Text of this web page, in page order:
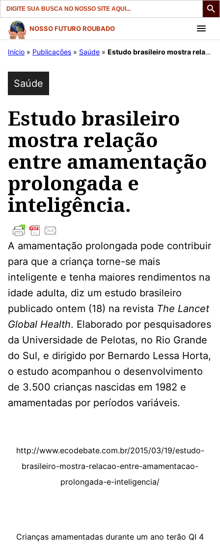
Search
for:
Pular
para
conteúdo
NOSSO FUTURO ROUBADO
Início » Publicações » Saúde » Estudo brasileiro mostra relação entre amamentação prolongada e inteligência.
Saúde
Estudo brasileiro
mostra relação
entre amamentação
prolongada e
inteligência.
A amamentação prolongada pode contribuir
para que a criança torne-se mais
inteligente e tenha maiores rendimentos na
idade adulta, diz um estudo brasileiro
publicado ontem (18) na revista The Lancet
Global Health. Elaborado por pesquisadores
da Universidade de Pelotas, no Rio Grande
do Sul, e dirigido por Bernardo Lessa Horta,
o estudo acompanhou o desenvolvimento
de 3.500 crianças nascidas em 1982 e
amamentadas por períodos variáveis.
http://www.ecodebate.com.br/2015/03/19/estudo-
brasileiro-mostra-relacao-entre-amamentacao-
prolongada-e-inteligencia/
Crianças amamentadas durante um ano terão QI 4